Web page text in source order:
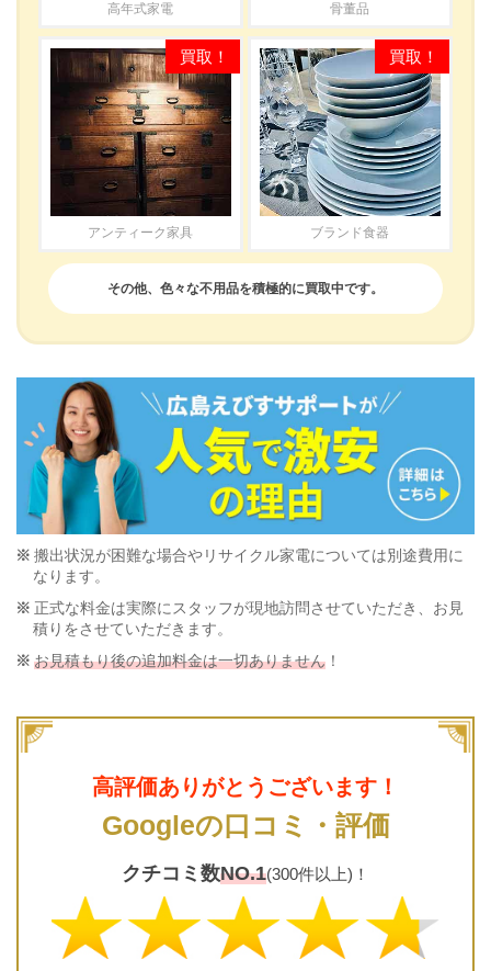
高年式家電 骨董品
アンティーク家具 ブランド食器
その他、色々な不用品を積極的に買取中です。
搬出状況が困難な場合やリサイクル家電については別途費用に
なります。
正式な料金は実際にスタッフが現地訪問させていただき、お見
積りをさせていただきます。
お見積もり後の追加料金は一切ありません！
高評価ありがとうございます！
Googleの口コミ・評価
クチコミ数NO.1(300件以上)！